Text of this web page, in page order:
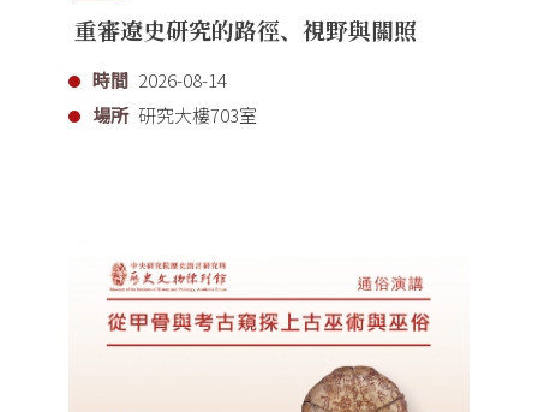
重審遼史研究的路徑、視野與關照
時間 2026-08-14
場所 研究大樓703室